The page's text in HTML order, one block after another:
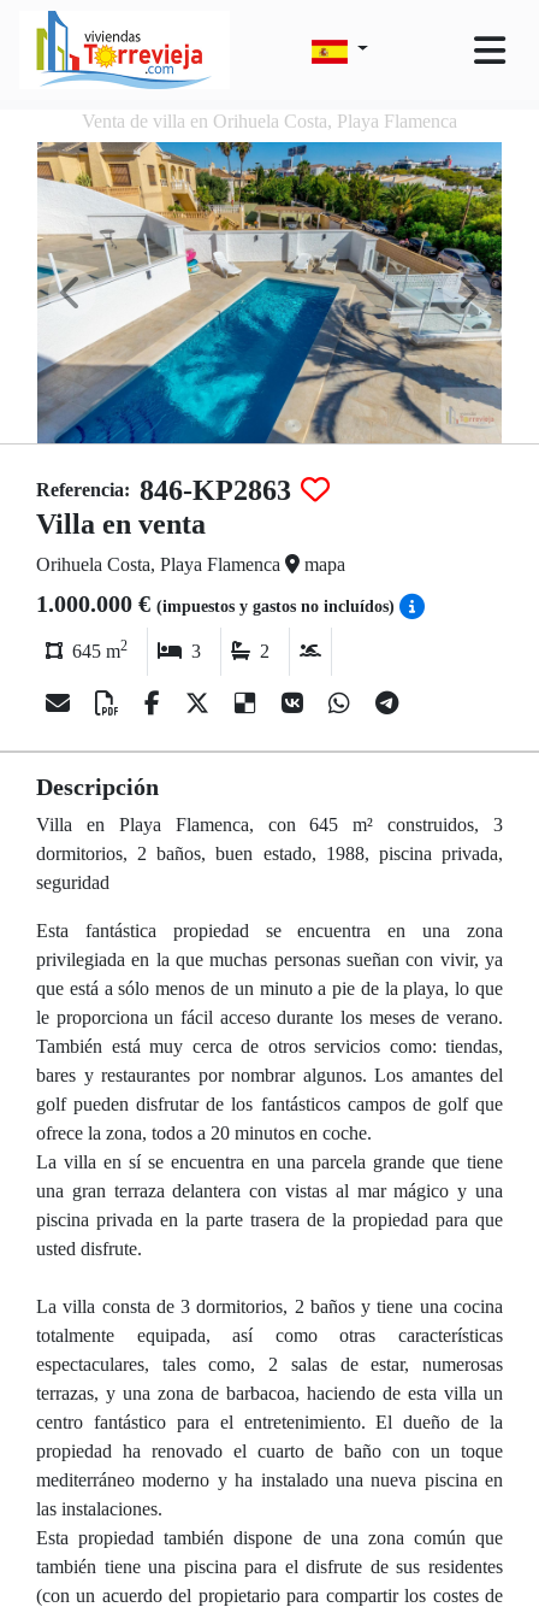
Venta de villa en Orihuela Costa, Playa Flamenca
Referencia: 846-KP2863
Villa en venta
Orihuela Costa, Playa Flamenca mapa
1.000.000 € (impuestos y gastos no incluídos)
645 m2 3 2
Descripción
Villa en Playa Flamenca, con 645 m² construidos, 3
dormitorios, 2 baños, buen estado, 1988, piscina privada,
seguridad
Esta fantástica propiedad se encuentra en una zona
privilegiada en la que muchas personas sueñan con vivir, ya
que está a sólo menos de un minuto a pie de la playa, lo que
le proporciona un fácil acceso durante los meses de verano.
También está muy cerca de otros servicios como: tiendas,
bares y restaurantes por nombrar algunos. Los amantes del
golf pueden disfrutar de los fantásticos campos de golf que
ofrece la zona, todos a 20 minutos en coche.
La villa en sí se encuentra en una parcela grande que tiene
una gran terraza delantera con vistas al mar mágico y una
piscina privada en la parte trasera de la propiedad para que
usted disfrute.
La villa consta de 3 dormitorios, 2 baños y tiene una cocina
totalmente equipada, así como otras características
espectaculares, tales como, 2 salas de estar, numerosas
terrazas, y una zona de barbacoa, haciendo de esta villa un
centro fantástico para el entretenimiento. El dueño de la
propiedad ha renovado el cuarto de baño con un toque
mediterráneo moderno y ha instalado una nueva piscina en
las instalaciones.
Esta propiedad también dispone de una zona común que
también tiene una piscina para el disfrute de sus residentes
(con un acuerdo del propietario para compartir los costes de